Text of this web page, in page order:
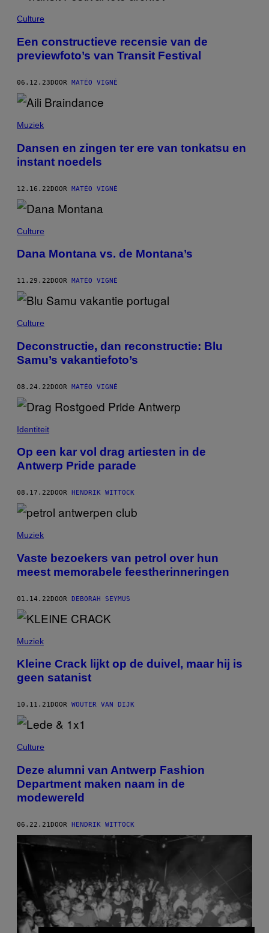
Culture
Een constructieve recensie van de
previewfoto’s van Transit Festival
06.12.23DOOR MATÉO VIGNÉ
Muziek
Dansen en zingen ter ere van tonkatsu en
instant noedels
12.16.22DOOR MATÉO VIGNÉ
Culture
Dana Montana vs. de Montana’s
11.29.22 DOOR MATÉO VIGNÉ
Culture
Deconstructie, dan reconstructie: Blu
Samu’s vakantiefoto’s
08.24.22DOOR MATÉO VIGNÉ
Identiteit
Op een kar vol drag artiesten in de
Antwerp Pride parade
08.17.22 DOOR HENDRIK WITTOCK
Muziek
Vaste bezoekers van petrol over hun
meest memorabele feestherinneringen
01.14.22DOOR DEBORAH SEYMUS
Muziek
Kleine Crack lijkt op de duivel, maar hij is
geen satanist
10.11.21 DOOR WOUTER VAN DIJK
Culture
Deze alumni van Antwerp Fashion
Department maken naam in de
modewereld
06.22.21DOOR HENDRIK WITTOCK